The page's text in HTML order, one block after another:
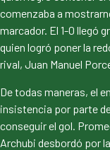
comenzaba a
marcador. El 1-0 llegó
quien logró poner la
rival, Juan Manuel
De todas maneras, el
insistencia por parte
conseguir el gol.
Archubi desbordó por